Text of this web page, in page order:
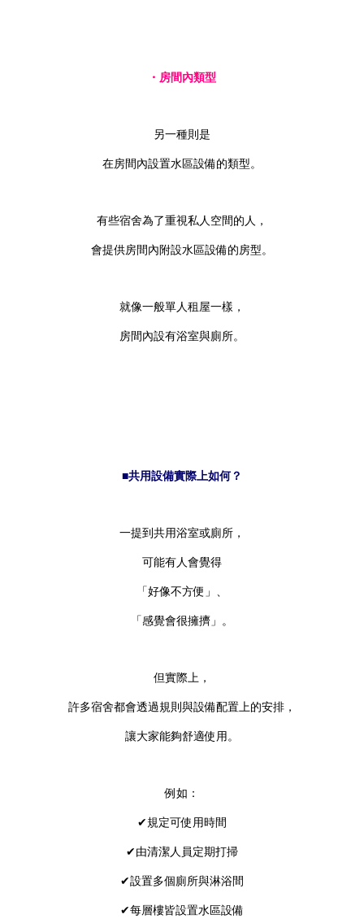
・房間內類型
另一種則是
在房間內設置水區設備的類型。
有些宿舍為了重視私人空間的人，
會提供房間內附設水區設備的房型。
就像一般單人租屋一樣，
房間內設有浴室與廁所。
■共用設備實際上如何？
一提到共用浴室或廁所，
可能有人會覺得
「好像不方便」、
「感覺會很擁擠」。
但實際上，
許多宿舍都會透過規則與設備配置上的安排，
讓大家能夠舒適使用。
例如：
✔規定可使用時間
✔由清潔人員定期打掃
✔設置多個廁所與淋浴間
✔每層樓皆設置水區設備